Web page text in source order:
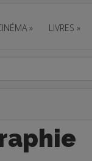
» LIVRES »